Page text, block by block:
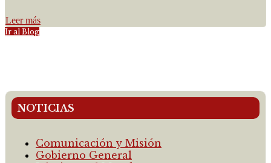
Leer más
Ir al Blog
NOTICIAS
Comunicación y Misión
Gobierno General